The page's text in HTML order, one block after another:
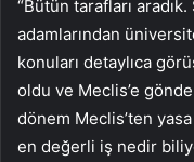
“Bütün tarafları
adamlarından
konuları detaylıca
oldu ve Meclis’e
dönem Meclis’ten
en değerli iş nedir